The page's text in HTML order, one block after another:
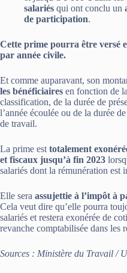
salariés qui ont conclu un
de participation.
Cette prime pourra être versé
par année civile.
Et comme auparavant, son
les bénéficiaires en fonction de
classification, de la durée de
l’année écoulée ou de la durée
de travail.
La prime est totalement
et fiscaux jusqu’à fin 2023
salariés dont la rémunération est
Elle sera assujettie à l’impôt à
Cela veut dire qu’elle pourra
salariés et restera exonérée de
revanche comptabilisée dans les
Sources : Ministère du Travail /